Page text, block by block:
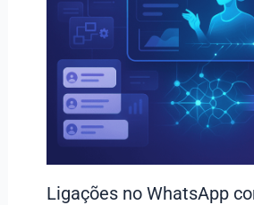
Ligações no WhatsApp